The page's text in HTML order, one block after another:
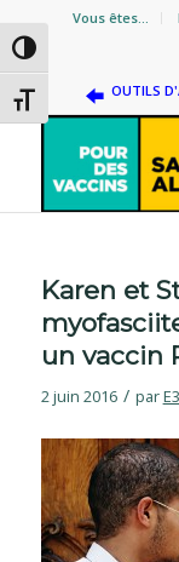
Passer en contraste
Changer la taille de
Vous êtes…
OUTILS
Karen et
un vaccin
2 juin 2016 / par